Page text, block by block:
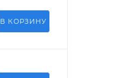
В КОРЗИНУ